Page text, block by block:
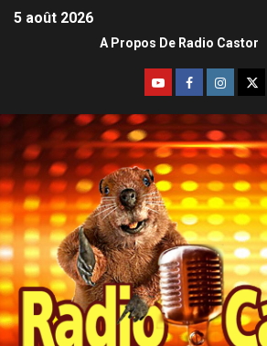
5 août 2026
A Propos De Radio Castor